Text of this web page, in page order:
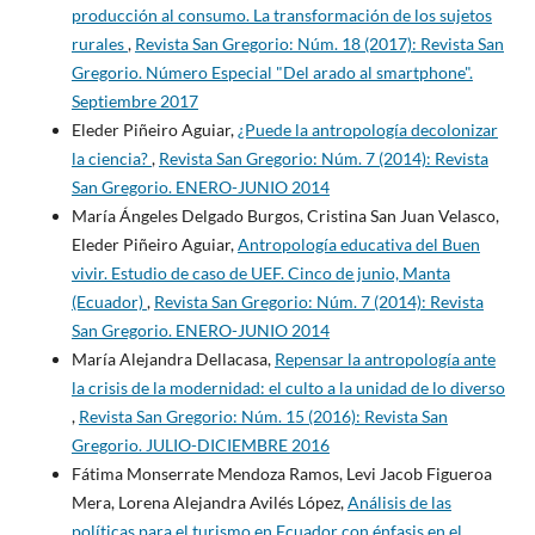
producción al consumo. La transformación de los sujetos
rurales, Revista San Gregorio: Núm. 18 (2017): Revista San
Gregorio. Número Especial "Del arado al smartphone".
Septiembre 2017
Eleder Piñeiro Aguiar,¿Puede la antropología decolonizar
la ciencia?, Revista San Gregorio: Núm. 7 (2014): Revista
San Gregorio. ENERO-JUNIO 2014
María Ángeles Delgado Burgos, Cristina San Juan Velasco,
Eleder Piñeiro Aguiar,Antropología educativa del Buen
vivir. Estudio de caso de UEF. Cinco de junio, Manta
(Ecuador), Revista San Gregorio: Núm. 7 (2014): Revista
San Gregorio. ENERO-JUNIO 2014
María Alejandra Dellacasa, Repensar la antropología ante
la crisis de la modernidad: el culto a la unidad de lo diverso
, Revista San Gregorio: Núm. 15 (2016): Revista San
Gregorio. JULIO-DICIEMBRE 2016
Fátima Monserrate Mendoza Ramos, Levi Jacob Figueroa
Mera, Lorena Alejandra Avilés López,Análisis de las